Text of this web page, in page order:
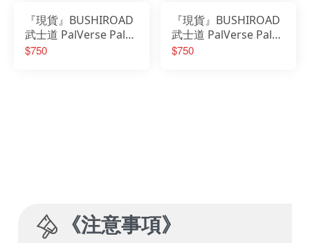
『現貨』BUSHIROAD
武士道 PalVerse Pale
hololive 星街彗星 PVC
$750
『現貨』BUSHIROAD
武士道 PalVerse Pale
hololive さくらみこ 櫻
$750
《注意事項》